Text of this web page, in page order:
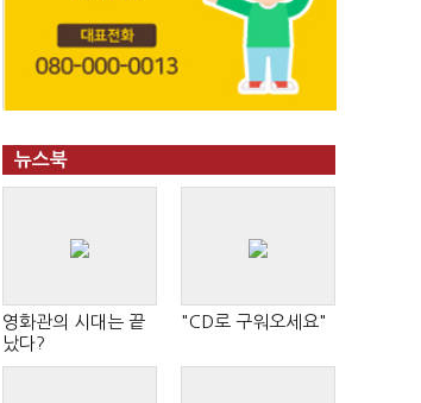
뉴스북
영화관의 시대는 끝
났다?
"CD로 구워오세요"